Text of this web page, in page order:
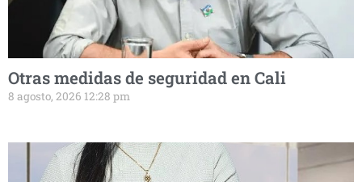
Otras medidas de seguridad en Cali
8 agosto, 2026 12:28 pm